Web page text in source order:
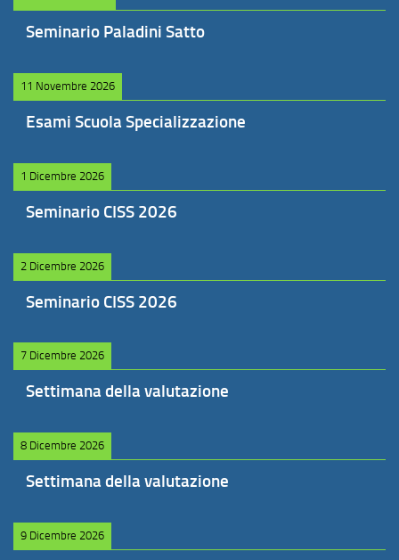
Seminario Paladini Satto
11 Novembre 2026
Esami Scuola Specializzazione
1 Dicembre 2026
Seminario CISS 2026
2 Dicembre 2026
Seminario CISS 2026
7 Dicembre 2026
Settimana della valutazione
8 Dicembre 2026
Settimana della valutazione
9 Dicembre 2026